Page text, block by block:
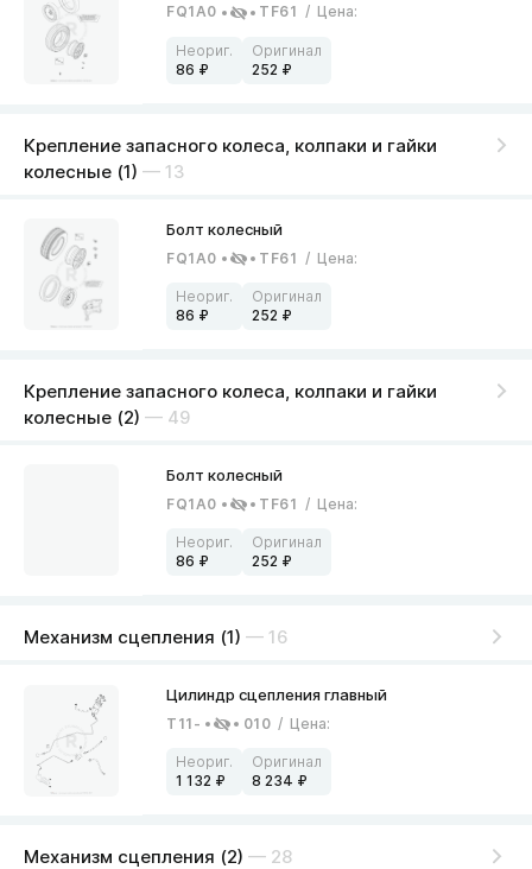
FQ1A0 TF61 / Цена:
86 252
Крепление запасного колеса, колпаки и гайки
колесные (1) — 13
FQ1A0 TF61 / Цена:
86 252
Крепление запасного колеса, колпаки и гайки
колесные (2) — 49
FQ1A0 TF61 / Цена:
86 252
Механизм сцепления (1) — 16
T11- 010 / Цена:
1 132 8 234
Механизм сцепления (2) — 28